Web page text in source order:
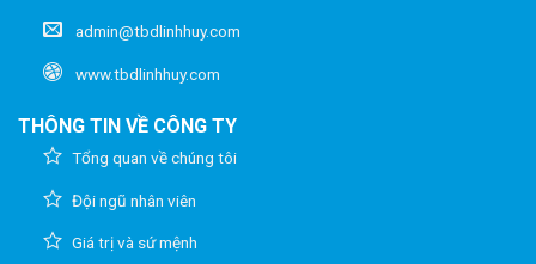
admin@tbdlinhhuy.com
www.tbdlinhhuy.com
THÔNG TIN VỀ CÔNG TY
Tổng quan về chúng tôi
Đội ngũ nhân viên
Giá trị và sứ mệnh